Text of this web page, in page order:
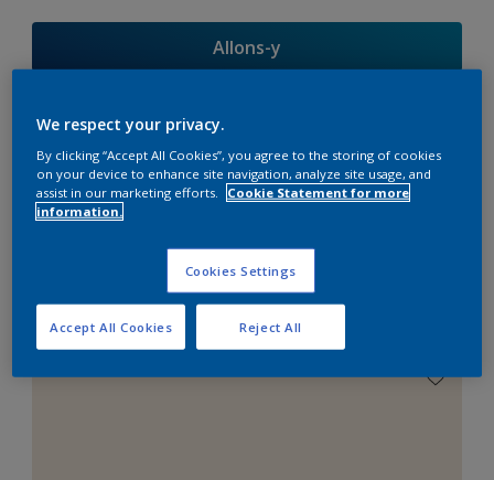
Allons-y
Suggestions
d'Harmonies
Le Blanc Parfait
We respect your privacy.
By clicking “Accept All Cookies”, you agree to the storing of cookies
on your device to enhance site navigation, analyze site usage, and
assist in our marketing efforts.
Cookie Statement for more
information.
Cookies Settings
Reject All
Accept All Cookies